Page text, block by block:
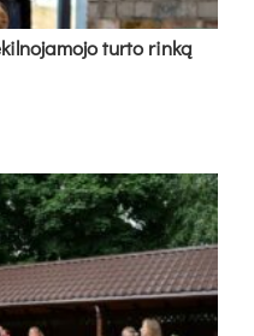
turto rinką